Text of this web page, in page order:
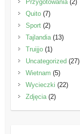
Przygotowania(2)
Quito(7)
Sport(2)
Tajlandia(13)
Truijjo(1)
Uncategorized(27)
Wietnam (5)
Wycieczki (22)
Zdjęcia(2)